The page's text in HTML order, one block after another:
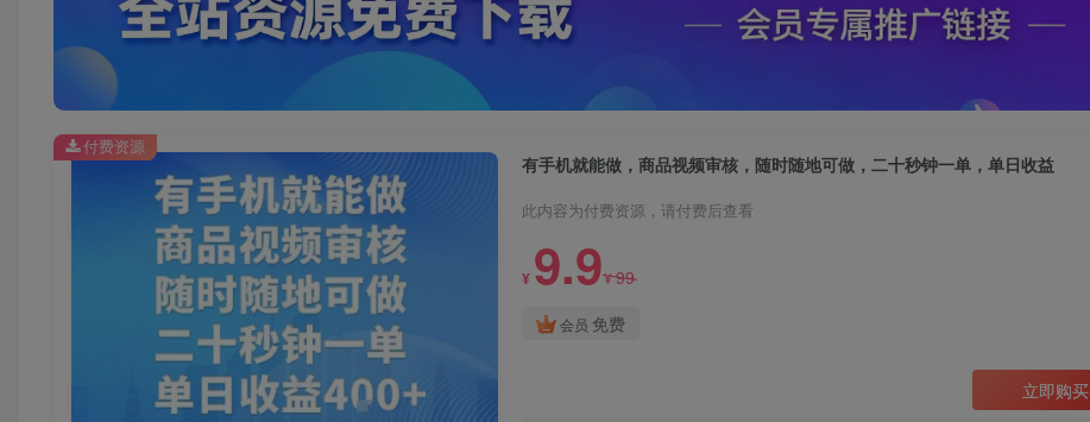
有手机就能做，商品视频审核，随时随地可做，二十秒钟一单，单日收益
此内容为付费资源，请付费后查看
¥ 9.9¥99
会员 免费
立即购买
付费资源